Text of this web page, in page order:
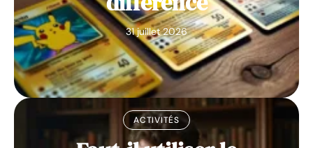
31 juillet 2026
ACTIVITÉS